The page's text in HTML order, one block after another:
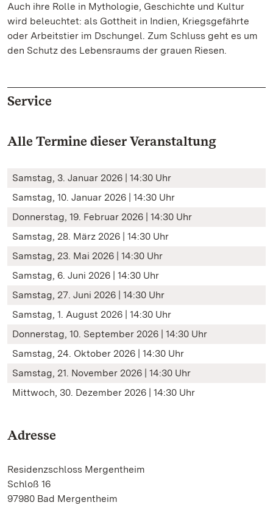
Auch ihre Rolle in Mythologie, Geschichte und Kultur
wird beleuchtet: als Gottheit in Indien, Kriegsgefährte
oder Arbeitstier im Dschungel. Zum Schluss geht es um
den Schutz des Lebensraums der grauen Riesen.
Service
Alle Termine dieser Veranstaltung
Samstag, 3. Januar 2026 | 14:30 Uhr
Samstag, 10. Januar 2026 | 14:30 Uhr
Donnerstag, 19. Februar 2026 | 14:30 Uhr
Samstag, 28. März 2026 | 14:30 Uhr
Samstag, 23. Mai 2026 | 14:30 Uhr
Samstag, 6. Juni 2026 | 14:30 Uhr
Samstag, 27. Juni 2026 | 14:30 Uhr
Samstag, 1. August 2026 | 14:30 Uhr
Donnerstag, 10. September 2026 | 14:30 Uhr
Samstag, 24. Oktober 2026 | 14:30 Uhr
Samstag, 21. November 2026 | 14:30 Uhr
Mittwoch, 30. Dezember 2026 | 14:30 Uhr
Adresse
Residenzschloss Mergentheim
Schloß 16
97980 Bad Mergentheim